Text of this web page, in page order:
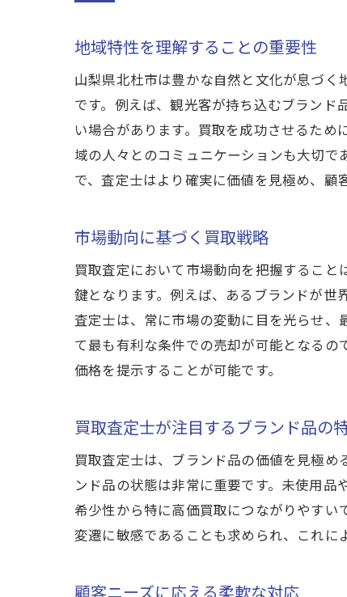
地域特性を理解することの重要性
山梨県北杜市は豊かな自然と文化が息づ
です。例えば、観光客が持ち込むブラン
い場合があります。買取を成功させるた
域の人々とのコミュニケーションも大切
で、査定士はより確実に価値を見極め、顧
市場動向に基づく買取戦略
買取査定において市場動向を把握するこ
鍵となります。例えば、あるブランドが
査定士は、常に市場の変動に目を光らせ、
て最も有利な条件での売却が可能となる
価格を提示することが可能です。
買取査定士が注目するブランド品の
買取査定士は、ブランド品の価値を見極
ンド品の状態は非常に重要です。未使用
希少性から特に高価買取につながりやす
変遷に敏感であることも求められ、これに
顧客ニーズに応える柔軟な対応